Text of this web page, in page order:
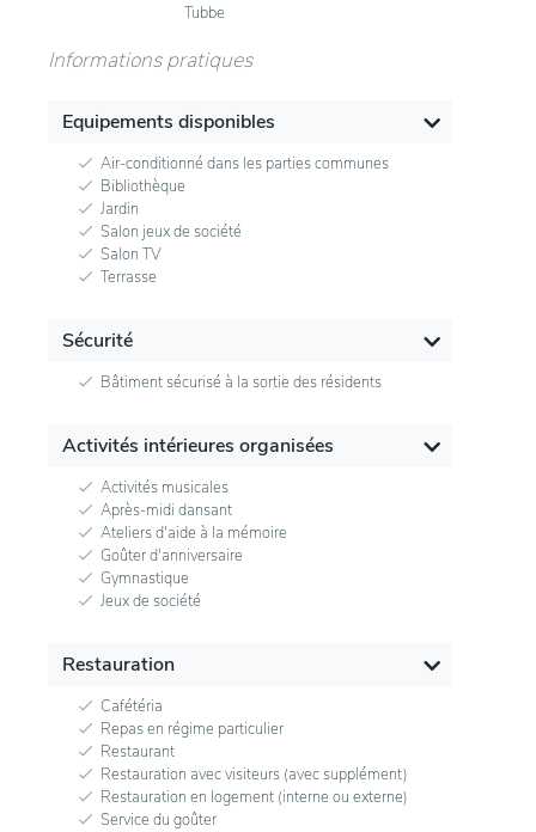
Tubbe
Informations pratiques
Equipements disponibles
Air-conditionné dans les parties communes
Bibliothèque
Jardin
Salon jeux de société
Salon TV
Terrasse
Sécurité
Bâtiment sécurisé à la sortie des résidents
Activités intérieures organisées
Activités musicales
Après-midi dansant
Ateliers d'aide à la mémoire
Goûter d'anniversaire
Gymnastique
Jeux de société
Restauration
Cafétéria
Repas en régime particulier
Restaurant
Restauration avec visiteurs (avec supplément)
Restauration en logement (interne ou externe)
Service du goûter